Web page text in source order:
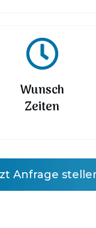
Wunsch
Zeiten
Anfrage